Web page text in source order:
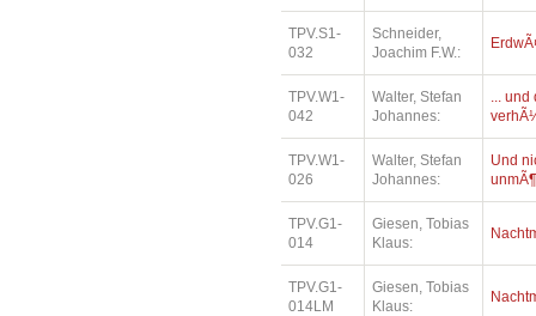
TPV.S1-
032
Schneider,
Joachim F.W.:
TPV.W1-
042
Walter, Stefan
Johannes:
... und
TPV.W1-
026
Walter, Stefan
Johannes:
Und
TPV.G1-
014
Giesen, Tobias
Klaus:
TPV.G1-
014LM
Giesen, Tobias
Klaus: